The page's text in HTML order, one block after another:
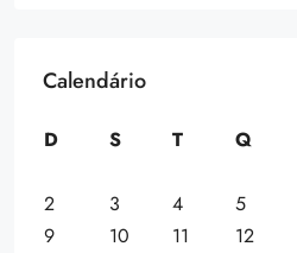
Calendário
D S T Q
2
3 4 5
9
10 11 12